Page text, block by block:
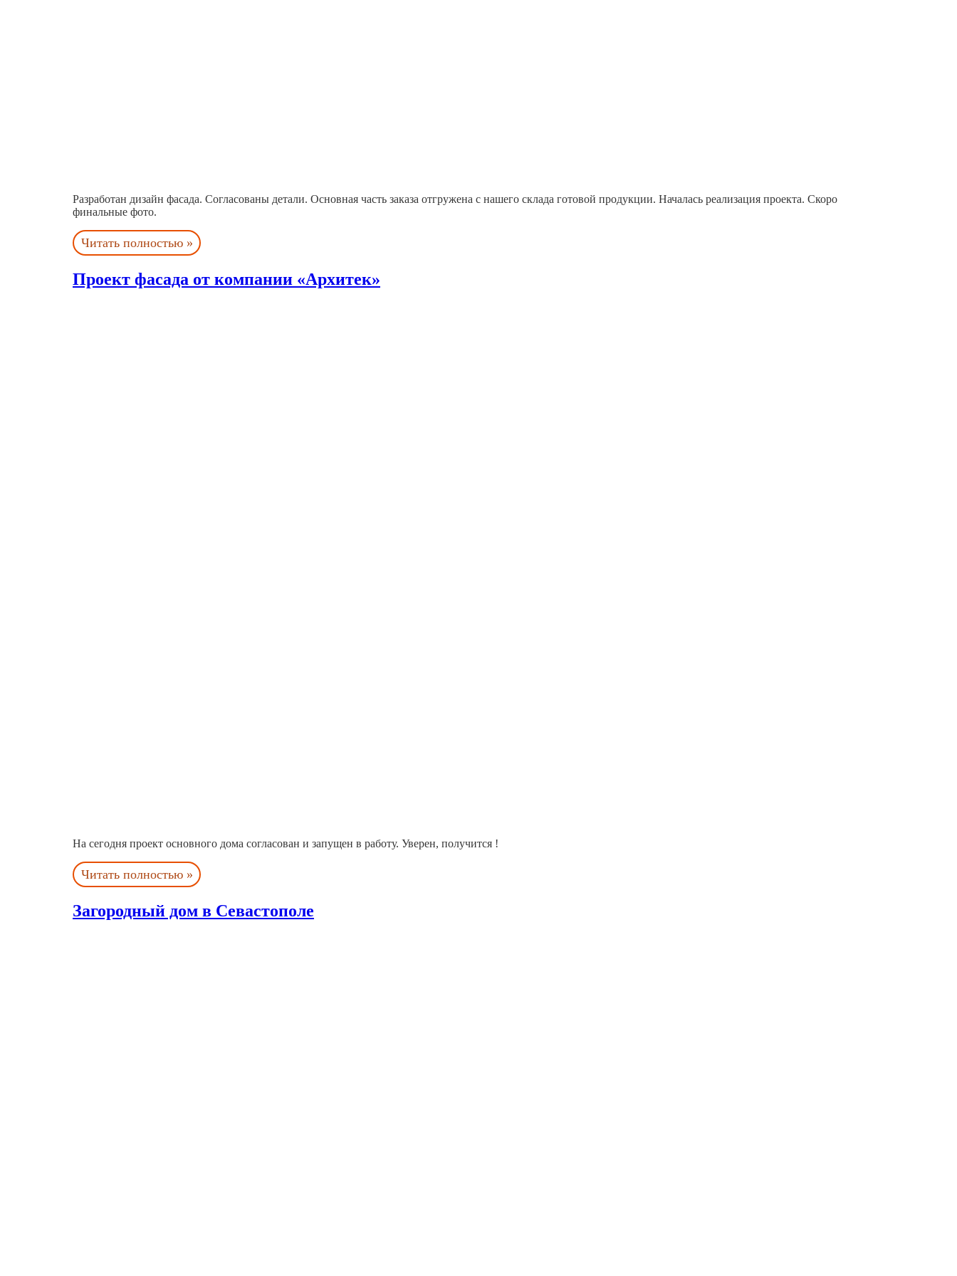
Разработан дизайн фасада. Согласованы детали. Основная часть заказа отгружена с нашего склада готовой продукции. Началась реализация проекта. Скоро
финальные фото.
Читать полностью »
Проект фасада от компании «Архитек»
На сегодня проект основного дома согласован и запущен в работу. Уверен, получится !
Читать полностью »
Загородный дом в Севастополе